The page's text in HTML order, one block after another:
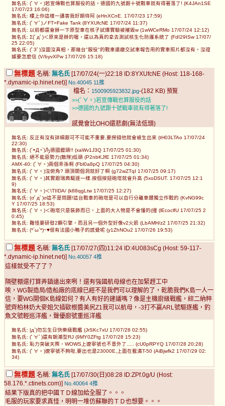
無名氏: (ﾟ∀。)若宣傳戰也算服役的話，德國的九號跟十號戰車就有得著落了! (K4JAn1SE
17/07/23 16:06)
無名氏: 樓上你這樣一講害我好期待阿 (eHnXCnE. 17/07/23 17:59)
無名氏: (ﾟ∀ﾟ)ノFT=Fake Tank (8YXUfcNE 17/07/24 11:37)
無名氏: 以前都還會掰一下原型車在核子試爆實驗被摧毀w (1wWCeRMo 17/07/24 12:12)
無名氏: Σ(ﾟдﾟ)＜原來是掰的喔，還以為真的拿去測試核生化防護系統了 (FdI29ISw 17/07/
25 22:05)
無名氏: (ﾟ3ﾟ)沒圖沒真相，那幾台"服役"的戰車連繳交試車報告用的實車照片都沒有，沒證
據要怎麼信 (V/byvXPw 17/07/26 15:18)
無標題 名稱: 無名氏 [17/07/24(一)22:18 ID:8YXUfcNE (Host: 118-168-
*.dynamic-ip.hinet.net)] No.40045 11推
檔名： 1500905923832.jpg-(182 KB) 預覽
>>(ﾟ∀。)若宣傳戰也算服役的話
>>德國的九號跟十號戰車就有得著落了!
感覺會比OHO還悲劇(無法低頭)
無名氏: 反正有沒有詳細跟可不可能不重要,要撈錢他就會被生出來 (tH03LTAo 17/07/24
22:30)
無名氏: (´◓Д◔`)Ԡ德國饅頭!! (xaWv1J3Q 17/07/25 01:30)
無名氏: 絕不能惡勢力(敵隊)低頭 (P2nbKJfE 17/07/25 01:34)
AMX-40: (ﾟ∀。)兩個乖孫啊 (Fbl0a8pQ 17/07/25 04:30)
無名氏: (ﾟ∀。)沒俯角? 頭頂開個洞就好了啊 (g72wZTqI 17/07/25 09:17)
無名氏: (ﾟ∀。)其實跟瑞典驅逐一樣.按個按鈕砲塔就會升高 (5xoDSUT. 17/07/25 12:1
9)
無名氏: (ﾟ∀。)＜\TIIDA/ (k88qgLtw 17/07/25 12:27)
無名氏: (σﾟдﾟ)σ這不是問題!這台戰車的砲塔是可以自行分離車體獨立作戰的 (KvNG99c
Y 17/07/25 18:53)
無名氏: (ﾟ∀。)＜砲塔只是裝飾而已，上面的大人物是不會懂的(撞 (lEcoclfU 17/07/25 2
0:45)
無名氏: 難怪要研發2顆引擎，而且另一個外型好像v2火箭 (LbAMH/z2 17/07/25 21:32)
無名氏: (*´ω`*)~♥很有法國小鴨子的感覺呢 (y1ZhNOu2 17/07/26 19:53)
無標題 名稱: 無名氏 [17/07/27(四)11:24 ID:4U083sCg (Host: 59-117-
*.dynamic-ip.hinet.net)] No.40057 4推
這樣就受不了了？
隔壁棚還打算弄鎮遠出來咧！還有強國航母線也在加緊趕工中
唉，WG製造局/造船廠的底線已經不是我們可以理解的了，乾脆我們K島一人一
信，要WG開個K島線如何？有人有好的建議嗎？像是主機廚級戰艦，綜二納粹
號齊柏林奶大麥姐欠插歐根醬美尻Z1我可以航母，-3打不贏ARL號驅逐艦，釣
魚文號輕巡洋艦，聲優廚號重巡洋艦
無名氏: |д`)勿忘生日快樂級戰艦 (JrSKc7xU 17/07/28 02:55)
無名氏: (ﾟ∀ﾟ)還有朝潮型RJ (9MY0ZFtg 17/07/28 15:23)
無名氏: 恥力突破天際，WOWS上遼寧號也不意外了..... (cU0pRPYQ 17/07/28 20:28)
無名氏: (ﾟ∀。)遼寧號不夠啦,要出也是23000E,上面在載滿T-50 (AiBjwfk2 17/07/29 02:
34)
無標題 名稱: 無名氏 [17/07/30(日)08:28 ID:ZPf.0g/U (Host:
58.176.*.ctinets.com)] No.40064 4推
結果下版真的把中國ＴＤ線加給全服了。。。
毛服的玩家要求真怪，明明一堆仿蘇聯的ＴＤ也想要。。。